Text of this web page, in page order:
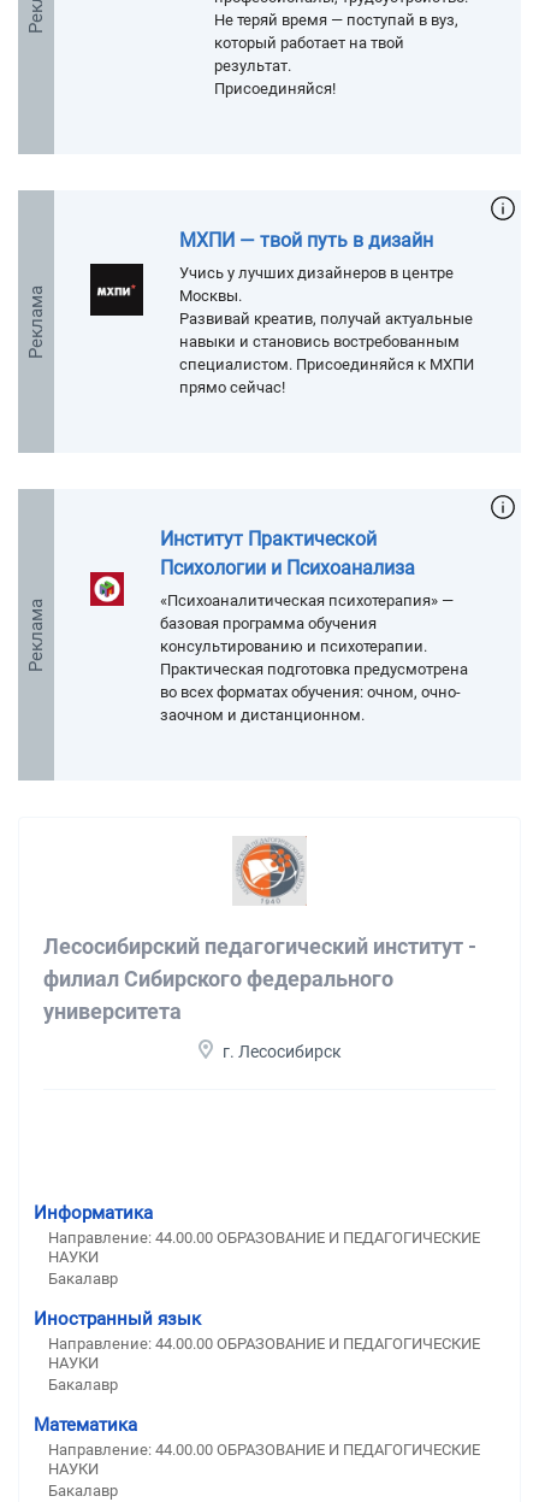
Не теряй время — поступай в вуз,
который работает на твой
результат.
Присоединяйся!
Реклама
МХПИ — твой путь в дизайн
Учись у лучших дизайнеров в центре
Москвы.
Развивай креатив, получай актуальные
навыки и становись востребованным
специалистом. Присоединяйся к МХПИ
прямо сейчас!
Реклама
Институт Практической
Психологии и Психоанализа
«Психоаналитическая психотерапия» —
базовая программа обучения
консультированию и психотерапии.
Практическая подготовка предусмотрена
во всех форматах обучения: очном, очно-
заочном и дистанционном.
Лесосибирский педагогический институт -
филиал Сибирского федерального
университета
г. Лесосибирск
Информатика
Направление: 44.00.00 ОБРАЗОВАНИЕ И ПЕДАГОГИЧЕСКИЕ
НАУКИ
Бакалавр
Иностранный язык
Направление: 44.00.00 ОБРАЗОВАНИЕ И ПЕДАГОГИЧЕСКИЕ
НАУКИ
Бакалавр
Математика
Направление: 44.00.00 ОБРАЗОВАНИЕ И ПЕДАГОГИЧЕСКИЕ
НАУКИ
Бакалавр